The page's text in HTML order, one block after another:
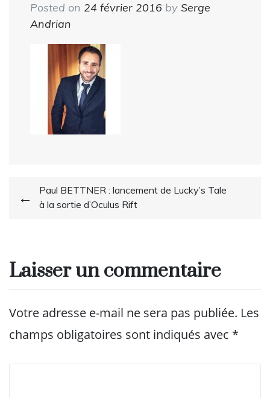
Posted on 24 février 2016 by Serge
Andrian
Navigation
de
Paul BETTNER : lancement de Lucky’s Tale
à la sortie d’Oculus Rift
Laisser un commentaire
Votre adresse e-mail ne sera pas publiée. Les
champs obligatoires sont indiqués avec *